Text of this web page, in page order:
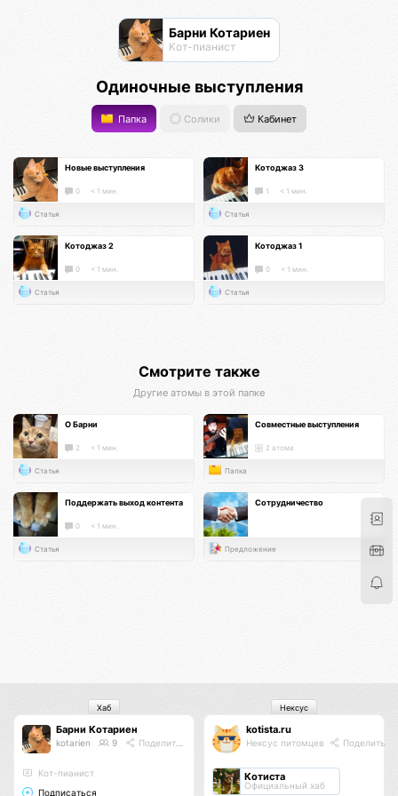
Барни Котариен
Кот-пианист
Одиночные выступления
Папка Солики Кабинет
Новые выступления
0 < 1 мин.
Статья
Котоджаз 3
1 < 1 мин.
Статья
Котоджаз 2
0 < 1 мин.
Статья
Котоджаз 1
0 < 1 мин.
Статья
Смотрите также
Другие атомы в этой папке
О Барни
2 < 1 мин.
Статья
Совместные выступления
2 атома
Папка
Поддержать выход контента
0 < 1 мин.
Статья
Сотрудничество
Предложение
Барни Котариен
kotarien 9 Поделиться
Кот-пианист
Подписаться
Хаб
kotista.ru
Нексус питомцев Поделиться
Котиста
Официальный хаб
Нексус